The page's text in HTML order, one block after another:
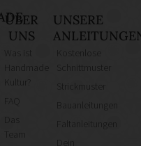
ÜBER
UNS
Was ist
Kultur?
Team
UNSERE
Kostenlose
Schnittmuster
Strickmuster
Bauanleitungen
Faltanleitungen